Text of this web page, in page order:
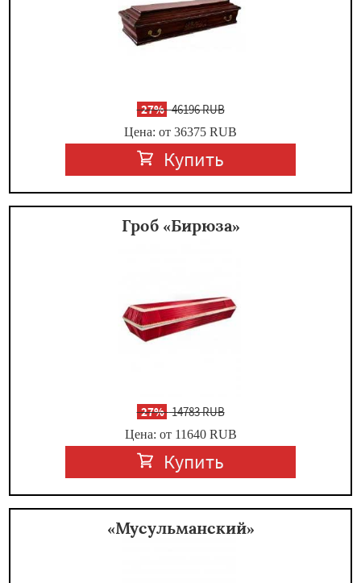
-27%46196 RUB
Цена: от 36375 RUB
Купить
Гроб «Бирюза»
-27%14783 RUB
Цена: от 11640 RUB
Купить
«Мусульманский»